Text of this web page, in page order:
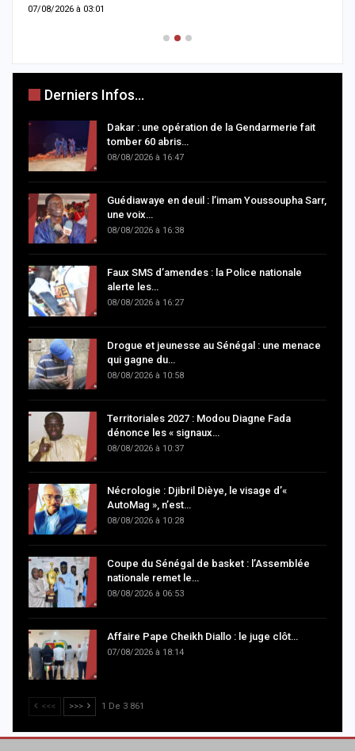
07/08/2026 à 03:01
Derniers Infos...
Dakar : une opération de la Gendarmerie fait
tomber 60 abris…
08/08/2026 à 16:47
Guédiawaye en deuil : l’imam Youssoupha Sarr,
une voix…
08/08/2026 à 16:38
Faux SMS d’amendes : la Police nationale
alerte les…
08/08/2026 à 16:27
Drogue et jeunesse au Sénégal : une menace
qui gagne du…
08/08/2026 à 10:58
Territoriales 2027 : Modou Diagne Fada
dénonce les « signaux…
08/08/2026 à 10:37
Nécrologie : Djibril Dièye, le visage d’«
AutoMag », n’est…
08/08/2026 à 10:28
Coupe du Sénégal de basket : l’Assemblée
nationale remet le…
08/08/2026 à 06:53
Affaire Pape Cheikh Diallo : le juge clôt…
07/08/2026 à 18:14
<<< >>> 1 De 3 861